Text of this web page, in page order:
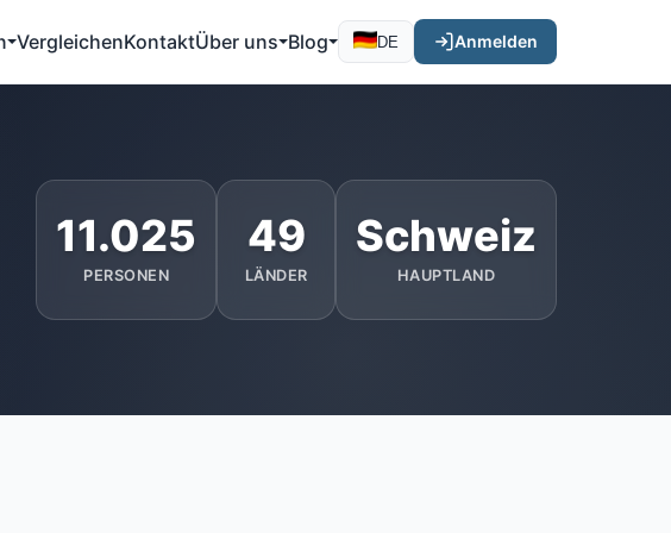
VergleichenKontaktÜber uns Blog DE Anmelden
11.025
PERSONEN
49
LÄNDER
Schweiz
HAUPTLAND